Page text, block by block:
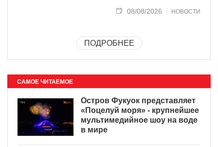
08/08/2026 НОВОСТИ
ПОДРОБНЕЕ
САМОЕ ЧИТАЕМОЕ
Остров Фукуок представляет
«Поцелуй моря» - крупнейшее
мультимедийное шоу на воде
в мире